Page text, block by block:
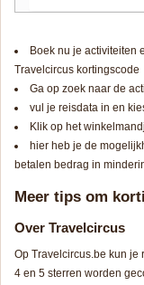
Boek nu je activiteiten
Travelcircus kortingscode
Ga op zoek naar de
vul je reisdata in en
Klik op het
hier heb je de
betalen bedrag in
Meer tips om
Over Travelcircus
Op Travelcircus.be kun je
4 en 5 sterren worden